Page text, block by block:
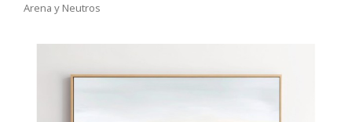
Arena y Neutros